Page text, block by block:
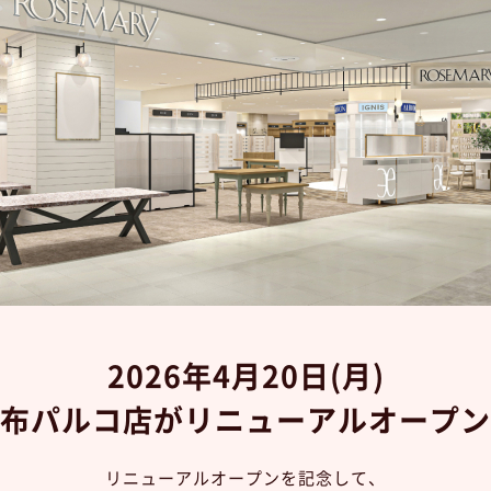
2026年4月20日(月)
パルコ店がリニューアルオープ
リニューアルオープンを記念して、